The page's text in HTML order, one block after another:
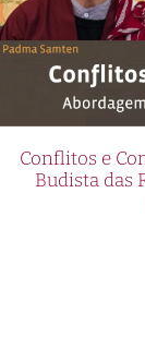
Conflitos e
Budista das